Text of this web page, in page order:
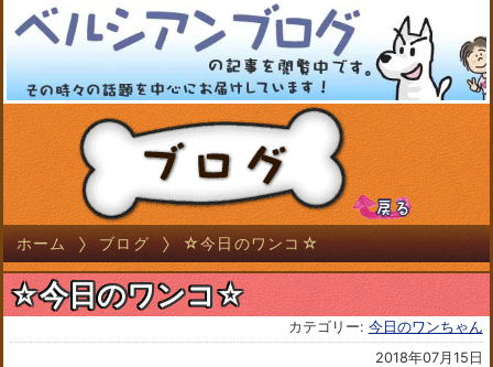
ホーム ブログ ☆今日のワンコ☆
☆今日のワンコ☆
カテゴリー: 今日のワンちゃん
2018年07月15日